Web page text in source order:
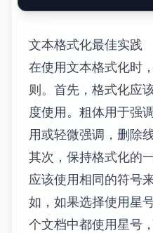
文本格式化最佳实践
在使用文本格式化时
则。首先，格式化应
度使用。粗体用于强
用或轻微强调，删除
其次，保持格式化的
应该使用相同的符号
如，如果选择使用星
个文档中都使用星号